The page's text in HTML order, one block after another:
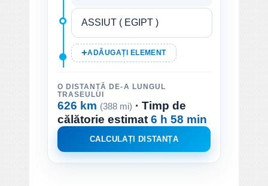
ADĂUGAȚI ELEMENT
O DISTANȚĂ DE-A LUNGUL
TRASEULUI
626 km (388 mi) · Timp de
călătorie estimat6 h 58 min
CALCULAȚI DISTANȚA